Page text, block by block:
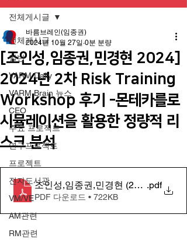
전체게시글
일반
VARM Daily
VARM Brain 뉴스
CEO
주요 프로젝트
연구프로젝트
프로젝트
전자도서관
VM/VE
AM관련
RM관련
전체게시글
[조인성,임종권,민경현 2024]
2024년 2차 Risk Training
Workshop 후기 -몬테카를로
시뮬레이션을 활용한 정량적 리
스크 분석
바름브레인(임종권)
2024년 10월 27일 0분 분량
조인성,임종권,민경현 (2024) 몬테
.pdf
PDF 다운로드 • 722KB